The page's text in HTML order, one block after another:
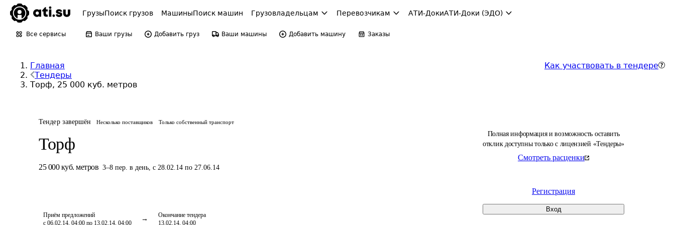
ГрузыПоиск грузов МашиныПоиск машин Грузовладельцам Перевозчикам АТИ-ДокиАТИ-Доки (ЭДО)
Все сервисы Ваши грузы Добавить груз Ваши машины Добавить машину Заказы
Главная
Тендеры
Торф, 25 000 куб. метров
Как участвовать в тендере
Тендер завершён Несколько поставщиков Только собственный транспорт
Торф
25 000 куб. метров 3–8 пер. в день, с 28.02.14 по 27.06.14
Приём предложений
с 06.02.14, 04:00 по 13.02.14, 04:00
Окончание тендера
13.02.14, 04:00
Полная информация и возможность оставить
отклик доступны только с лицензией «Тендеры»
Смотреть расценки
Регистрация
Вход